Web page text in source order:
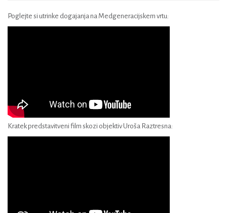
Poglejte si utrinke dogajanja na Medgeneracijskem vrtu:
Kratek predstavitveni film skozi objektiv Uroša Raztresna: